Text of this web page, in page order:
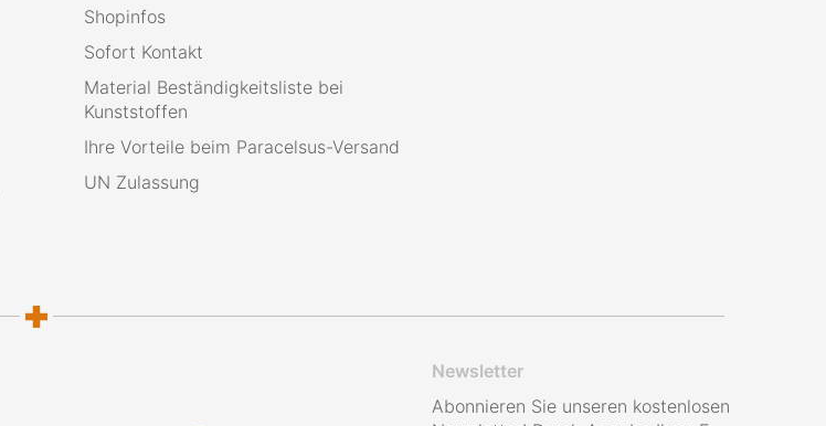
Shopinfos
Sofort Kontakt
Material Beständigkeitsliste bei
Kunststoffen
Ihre Vorteile beim Paracelsus-Versand
UN Zulassung
Newsletter
Abonnieren Sie unseren kostenlosen